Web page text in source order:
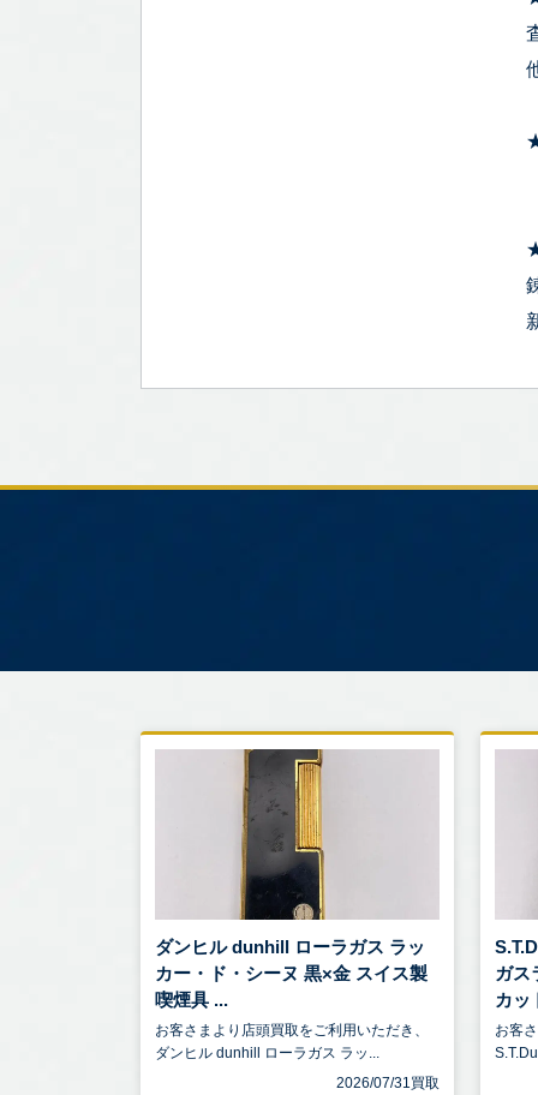
ダンヒル dunhill ローラガス ラッ
カー・ド・シーヌ 黒×金 スイス製
喫煙具 ...
お客さまより店頭買取をご利用いただき、
ダンヒル dunhill ローラガス ラッ...
2026/07/31買取
ガス
カッ
お客